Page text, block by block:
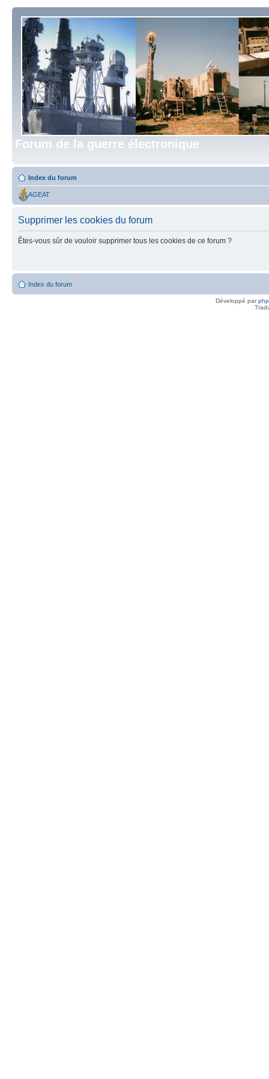
Forum de la guerre électronique
Index du forum
AGEAT
Supprimer les cookies du forum
Êtes-vous sûr de vouloir supprimer tous les cookies de ce forum ?
Index du forum
Développé par